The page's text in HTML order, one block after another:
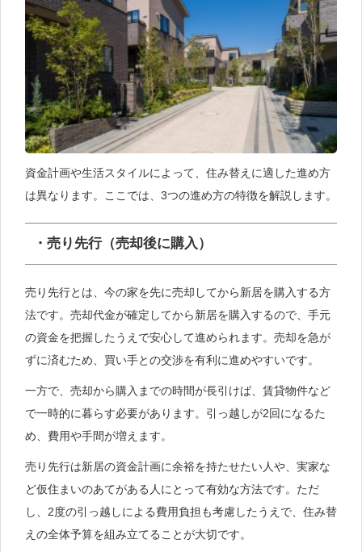
資金計画や生活スタイルによって、住み替えに適した進め方
は異なります。ここでは、3つの進め方の特徴を解説します。
・売り先行（売却後に購入）
売り先行とは、今の家を先に売却してから新居を購入する方
法です。売却代金が確定してから新居を購入するので、手元
の資金を把握したうえで安心して進められます。売却を急が
ずに済むため、買い手との交渉を有利に進めやすいです。
一方で、売却から購入までの時間が長引けば、賃貸物件など
で一時的に暮らす必要があります。引っ越しが2回になるた
め、費用や手間が増えます。
売り先行は新居の資金計画に余裕を持たせたい人や、実家な
ど仮住まいのあてがある人にとって有効な方法です。ただ
し、2度の引っ越しによる費用負担も考慮したうえで、住み替
えの全体予算を組み立てることが大切です。